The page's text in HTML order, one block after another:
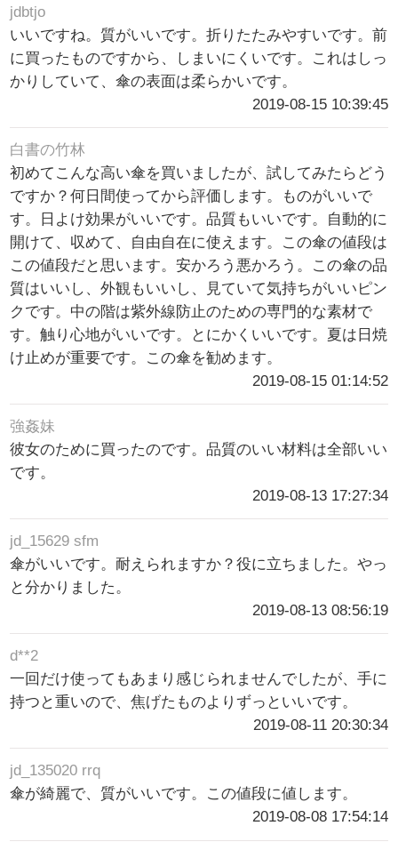
jdbtjo
いいですね。質がいいです。折りたたみやすいです。前
に買ったものですから、しまいにくいです。これはしっ
かりしていて、傘の表面は柔らかいです。
2019-08-15 10:39:45
白書の竹林
初めてこんな高い傘を買いましたが、試してみたらどう
ですか？何日間使ってから評価します。ものがいいで
す。日よけ効果がいいです。品質もいいです。自動的に
開けて、収めて、自由自在に使えます。この傘の値段は
この値段だと思います。安かろう悪かろう。この傘の品
質はいいし、外観もいいし、見ていて気持ちがいいピン
クです。中の階は紫外線防止のための専門的な素材で
す。触り心地がいいです。とにかくいいです。夏は日焼
け止めが重要です。この傘を勧めます。
2019-08-15 01:14:52
強姦妹
彼女のために買ったのです。品質のいい材料は全部いい
です。
2019-08-13 17:27:34
jd_15629 sfm
傘がいいです。耐えられますか？役に立ちました。やっ
と分かりました。
2019-08-13 08:56:19
d**2
一回だけ使ってもあまり感じられませんでしたが、手に
持つと重いので、焦げたものよりずっといいです。
2019-08-11 20:30:34
jd_135020 rrq
傘が綺麗で、質がいいです。この値段に値します。
2019-08-08 17:54:14